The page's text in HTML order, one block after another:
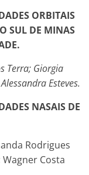
ORBITAIS
SUL DE MINAS
Terra; Giorgia
Esteves.
NASAIS DE
Rodrigues
Costa